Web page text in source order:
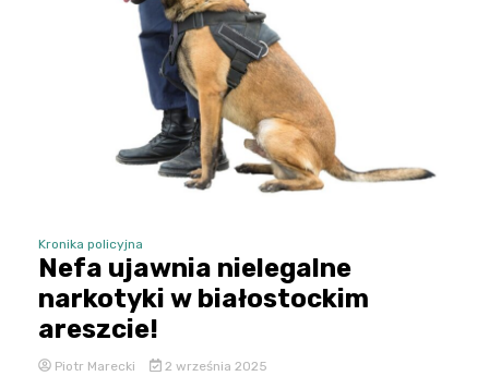
Kronika policyjna
Nefa ujawnia nielegalne
narkotyki w białostockim
areszcie!
Piotr Marecki 2 września 2025